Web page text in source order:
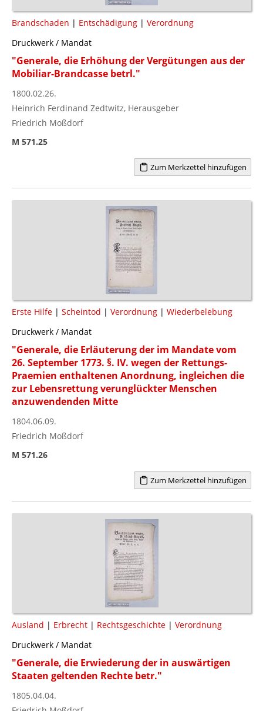
Brandschaden | Entschädigung | Verordnung
Druckwerk / Mandat
"Generale, die Erhöhung der Vergütungen aus der
Mobiliar-Brandcasse betrl."
1800.02.26.
Heinrich Ferdinand Zedtwitz, Herausgeber
Friedrich Moßdorf
M 571.25
Zum Merkzettel hinzufügen
Erste Hilfe | Scheintod | Verordnung | Wiederbelebung
Druckwerk / Mandat
"Generale, die Erläuterung der im Mandate vom
26. September 1773. §. IV. wegen der Rettungs-
Praemien enthaltenen Anordnung, ingleichen die
zur Lebensrettung verunglückter Menschen
anzuwendenden Mitte
1804.06.09.
Friedrich Moßdorf
M 571.26
Zum Merkzettel hinzufügen
Ausland | Erbrecht | Rechtsgeschichte | Verordnung
Druckwerk / Mandat
"Generale, die Erwiederung der in auswärtigen
Staaten geltenden Rechte betr."
1805.04.04.